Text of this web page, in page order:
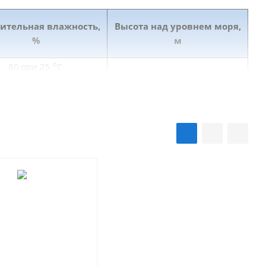
влажность,
%
Высота над уровнем моря,
м
80 при 25
С
обмотанный; 8 - сердечник якоря; 9 - диафрагма;